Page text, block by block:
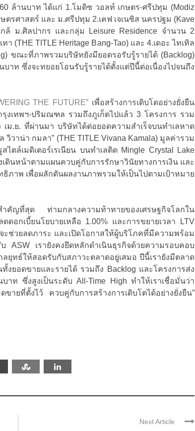
ล้านบาท ได้แก่ 1.โมดิซ วอลท์ เกษตร-ศรีปทุม (Modiz
ตรศาสตร์ และ ม.ศรีปทุม 2.เคฟ เจเนซิส นครปฐม (Kave
ล้ ม.ศิลปากร และกลุ่ม Leisure Residence จำนวน 2
า (THE TITLE Heritage Bang-Tao) และ 4.เดอะ ไทเทิล
ขณะที่ภาพรวมบริษัทยังมียอดรอรับรู้รายได้ (Backlog)
าท ซึ่งจะทยอยโอนรับรู้รายได้ตั้งแต่ปีนี้ต่อเนื่องไปจนถึง
THE FUTURE” เพื่อสร้างการเติบโตอย่างยั่งยืน
งเทพฯ-ปริมณฑล รวมถึงภูเก็ตไปแล้ว 3 โครงการ รวม
ม.ย. ที่ผ่านมา บริษัทได้ต่อยอดความสำเร็จบนทำเลหาด
วิวาน่า กมลา” (THE TITLE Vivana Kamala) มูลค่ารวม
ตล์เมดิเตอร์เรเนียน บนทำเลติด Mingle Crystal Lake
ดินหน้าตามแผนควบคู่กับการรักษาวินัยทางการเงิน และ
ภาพ เพื่อผลักดันผลงานภาพรวมให้เป็นไปตามเป้าหมาย
ำคัญที่สุด ท่ามกลางความท้าทายของเศรษฐกิจโลกใน
ดอกเบี้ยนโยบายเหลือ 1.00% และการขยายเวลา LTV
ะช่วยลดภาระ และเปิดโอกาสให้ผู้บริโภคที่มีความพร้อม
ASW เรายังคงยึดหลักดำเนินธุรกิจด้วยความรอบคอบ
ทธ์ให้สอดรับกับสภาวะตลาดอยู่เสมอ ปีนี้เรายังมีตลาด
งยอดขายและรายได้ รวมถึง Backlog และโครงการส่ง
ท ซึ่งสูงเป็นระดับ All-Time High ทำให้เราเชื่อมั่นว่า
ายที่ตั้งไว้ ควบคู่กับการสร้างการเติบโตได้อย่างยั่งยืน”
Next Article